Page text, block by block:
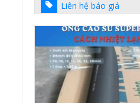
Liên hệ báo giá